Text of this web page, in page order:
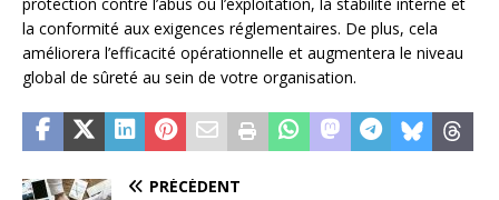
la conformité aux exigences réglementaires. De plus, cela
améliorera l’efficacité opérationnelle et augmentera le niveau
global de sûreté au sein de votre organisation.
PRÉCÉDENT